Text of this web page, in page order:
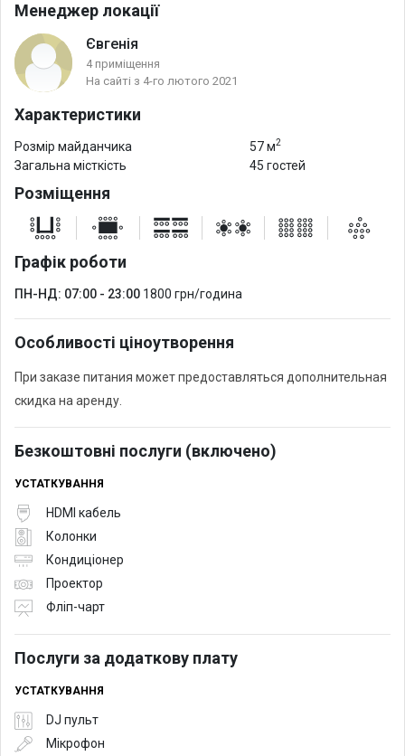
Менеджер локації
Євгенія
4 приміщення
На сайті з 4-го лютого 2021
Характеристики
Розмір майданчика 57 м2
Загальна місткість 45 гостей
Розміщення
Графік роботи
ПН-НД: 07:00 - 23:00 1800 грн/година
Особливості ціноутворення
При заказе питания может предоставляться дополнительная
скидка на аренду.
Безкоштовні послуги (включено)
УСТАТКУВАННЯ
HDMI кабель
Колонки
Кондиціонер
Проектор
Фліп-чарт
Послуги за додаткову плату
УСТАТКУВАННЯ
DJ пульт
Мікрофон